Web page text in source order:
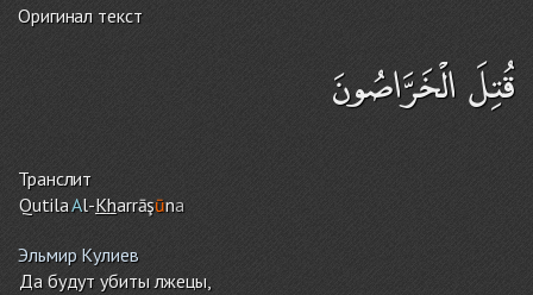
Оригинал текст
قُتِلَ الْخَرَّاصُونَ
Транслит
QutilaAl-Kharrāşūna
Эльмир Кулиев
Да будут убиты лжецы,